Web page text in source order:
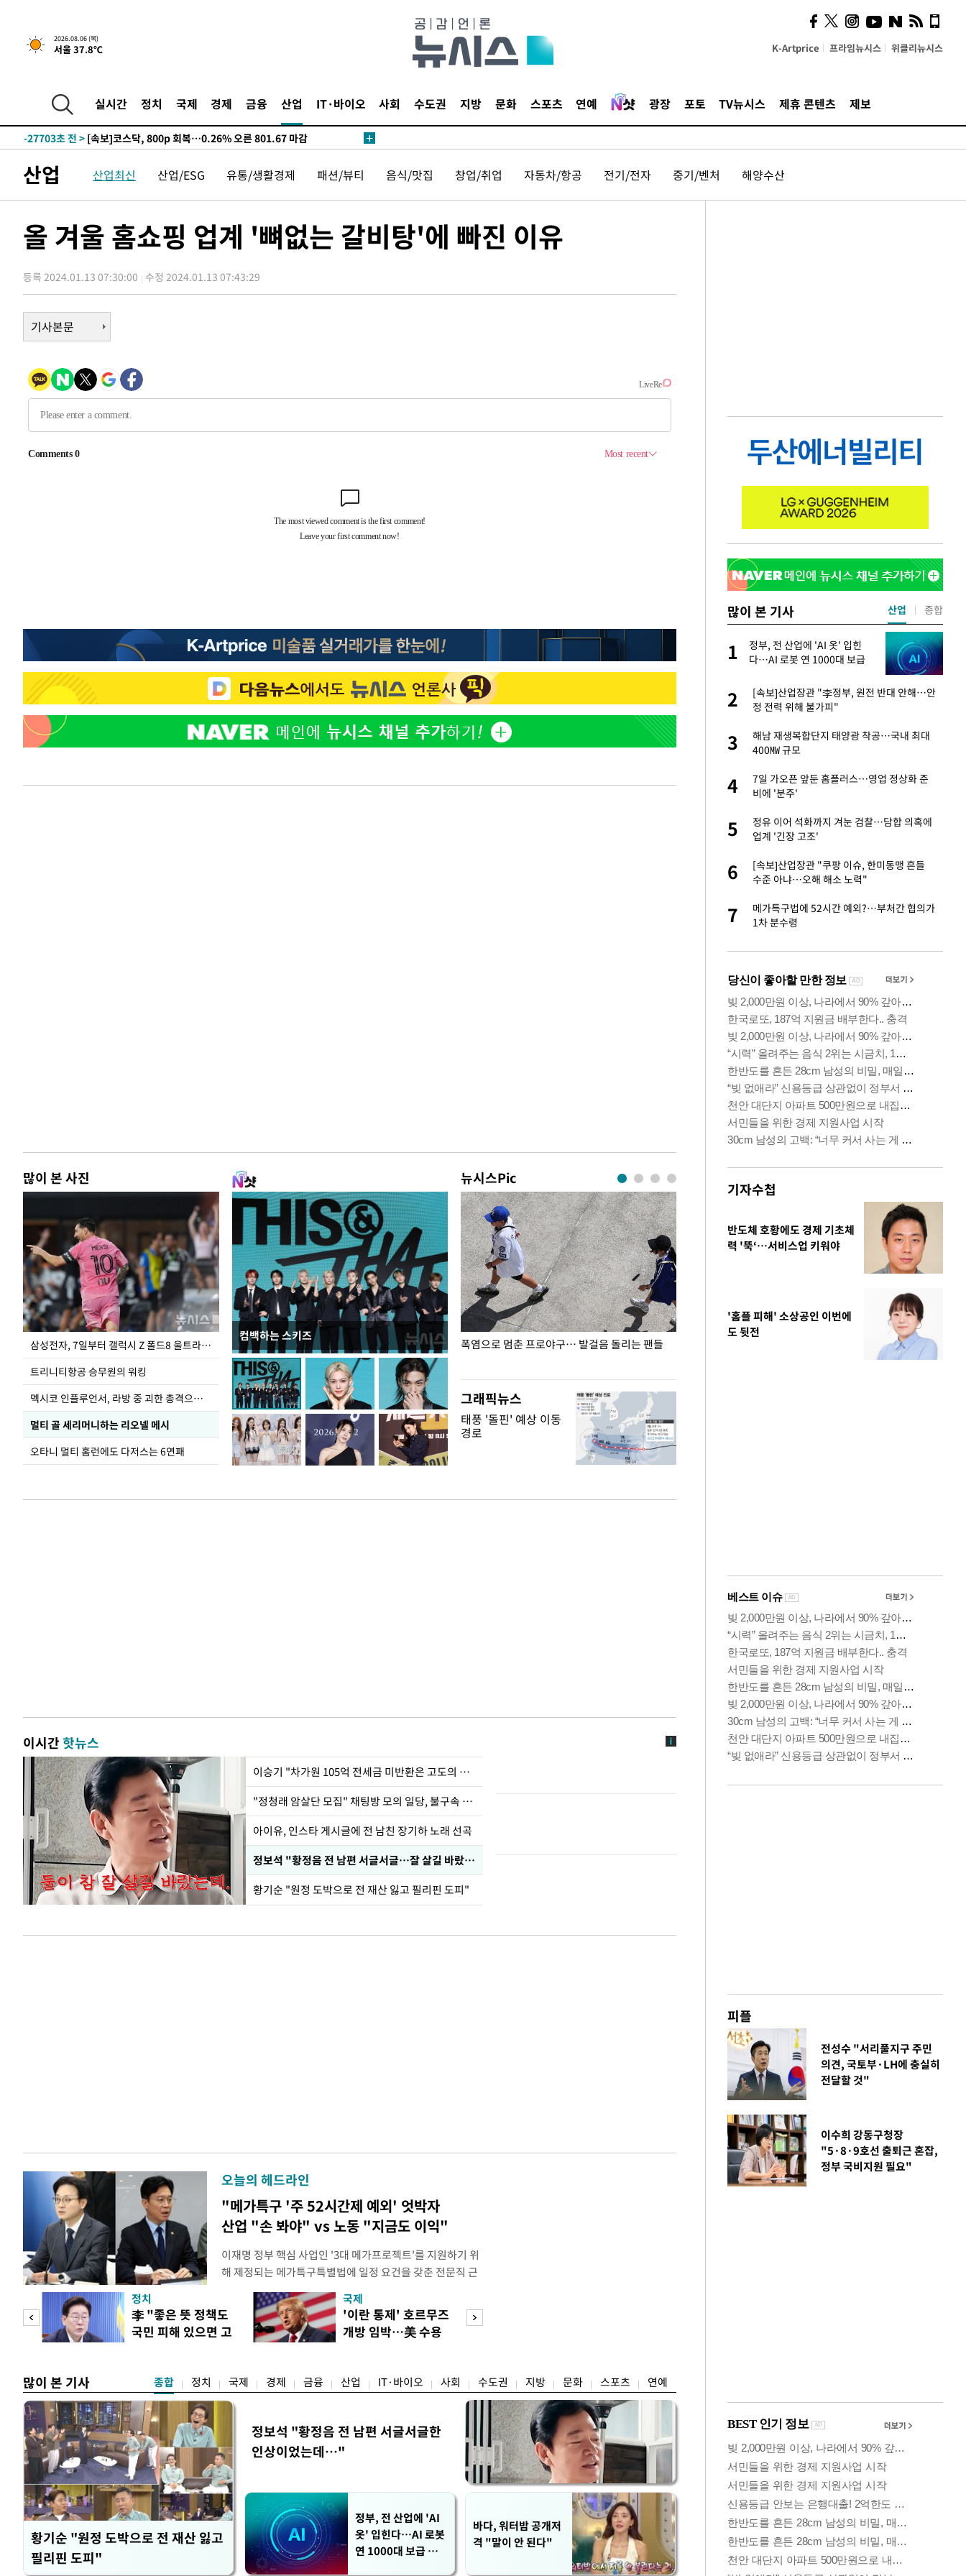
2026.08.06 (목)
서울 37.8℃ K-Artprice 프라임뉴시스 위클리뉴시스
실시간 정치 국제 경제 금융 산업 IT·바이오 사회 수도권 지방 문화 스포츠 연예 광장 포토 TV뉴시스 제휴 콘텐츠 제보
-585초 전 > 6월 경상수지 497.3억 달러…두 달 연속 사상 최대
-32046초 전 >
서울 낮 37.9도, 올여름 최고치 경신…영등포 순간 '40도'
-31608초 전 >
-27703초 전 > [속보]코스닥, 800p 회복…0.26% 오른 801.67 마감
-27498초 전 >
[속보]원·달러 환율, 0.7원 내린 1423.8원 마감
-25097초 전 >"여기 떨어졌다"…다누리, 스페이스X 로켓 달 충돌 흔적 포착
-14743초 전 >내일까지 39도 '펄펄'…기상청 "태풍 지나며 폭염 잠시 꺾인다"
-14358초 전 >"美간섭에 합의 지연"…트럼프, '이란 호르무즈 통제권' 수용할까
-10878초 전 >[속보]산업장관 "李정부, 원전 반대 안해…안정 전력 위해 불가피"
-9575초 전 >
-8962초 전 >[속보]산업장관 "美무역법 제301조 과잉생산 결과 발표 8월 중 예상
-8027초 전 > [속보]전남광주 초대 시민추천 부시장에 백승주·윤난실
-5588초 전 >서울 열대야 15일째 지속…비공식 '초열대야' 30도 넘어
-4155초 전 >[속보]코스닥, 2.15포인트(0.27%) 내린 797.44 출발
-585초 전 >6월 경상수지 497.3억 달러…두 달 연속 사상 최대
[속보]종합특검, 대검 추가 압수수색…내란 중요임무종사 혐의
[속보]코스닥, 800p 회복…0.26% 오른 801.67 마감
-14743초 전 >
내일까지 39도 '펄펄'…기상청 "태풍 지나며 폭염 잠시 꺾인다"
-14380초 전 >트럼프, 한국계 진보 주지사 후보 맹공…"공산주의가 최대 위협"
-14358초 전 >
"美간섭에 합의 지연"…트럼프, '이란 호르무즈 통제권' 수용할까
-10878초 전 >[속보]산업장관 "李정부, 원전 반대 안해…안정 전력 위해 불가피"
-9575초 전 >
[속보]경찰, '홍명보 선임 논란' 대한축구협회·축구회관 등 압수수색
-8962초 전 >
[속보]산업장관 "美무역법 제301조 과잉생산 결과 발표 8월 중 예상
-8027초 전 >[속보]전남광주 초대 시민추천 부시장에 백승주·윤난실
산업 산업최신 산업/ESG 유통/생활경제 패션/뷰티 음식/맛집 창업/취업 자동차/항공 전기/전자 중기/벤처 해양수산
올 겨울 홈쇼핑 업계 '뼈없는 갈비탕'에 빠진 이유
등록 2024.01.13 07:30:00 수정 2024.01.13 07:43:29
기사본문
많이 본 사진
삼성전자, 7일부터 갤럭시 Z 폴드8 울트라·폴드8·플립8 출시
트리니티항공 승무원의 워킹
멕시코 인플루언서, 라방 중 괴한 총격으로 사망
멀티 골 세리머니하는 리오넬 메시
오타니 멀티 홈런에도 다저스는 6연패
컴백하는 스키즈
뉴시스Pic
입추 하루 앞둔 전남광주… 열화상 카메라에 담긴
폭염
폭염으로 멈춘 프로야구… 발걸음 돌리는 팬들
이 대통령, '청년 대책 속도 높여야…폭염 문제도 입추 코앞인데
그래픽뉴스
태풍 '돌핀' 예상 이동
경로
이시간핫뉴스
이승기 "차가원 105억 전세금 미반환은 고도의 사기"
"정청래 암살단 모집" 채팅방 모의 일당, 불구속 송치
아이유, 인스타 게시글에 전 남친 장기하 노래 선곡
정보석 "황정음 전 남편 서글서글…잘 살길 바랐는데"
황기순 "원정 도박으로 전 재산 잃고 필리핀 도피"
오늘의 헤드라인
"메가특구 '주 52시간제 예외' 엇박자
산업 "손 봐야" vs 노동 "지금도 이익"
이재명 정부 핵심 사업인 '3대 메가프로젝트'를 지원하기 위
해 제정되는 메가특구특별법에 일정 요건을 갖춘 전문직 근
로자에 대해 주 52시간 법정 근로시간 규제에서 제외하는 것
을 두고 산업과 노동을 책임지는 장관이 견해차를 드러냈다.
김정관 산업통상부 장관은 메가특구법에 연장근로, 연구개
발(R&D) 인력에 대한 근로시간 특례, 탄력·선택적 근로제
정치
李 "좋은 뜻 정책도
국민 피해 있으면 고
국제
'이란 통제' 호르무즈
개방 임박…美 수용
많이 본 기사 종합 정치 국제 경제 금융 산업 IT·바이오 사회 수도권 지방 문화 스포츠 연예
황기순 "원정 도박으로 전 재산 잃고
필리핀 도피"
정보석 "황정음 전 남편 서글서글한
인상이었는데…"
정부, 전 산업에 'AI
옷' 입힌다…AI 로봇
연 1000대 보급 추
바다, 워터밤 공개저
격 "말이 안 된다"
많이 본 기사
황기순 "원정 도박으로 전 재
산 잃고 필리핀 도피"
2
었는데…"
3
정부, 전 산업에 'AI 옷' 입힌다…AI 로봇 연
1000대 보급 추진
4
1
정부, 전 산업에 'AI 옷' 입힌
다…AI 로봇 연 1000대 보급
2
[속보]산업장관 "李정부, 원전 반대 안해…안
정 전력 위해 불가피"
3
해남 재생복합단지 태양광 착공…국내 최대
400㎿ 규모
4
7일 가오픈 앞둔 홈플러스…영업 정상화 준
비에 '분주'
5
정유 이어 석화까지 겨눈 검찰…담합 의혹에
업계 '긴장 고조'
6
[속보]산업장관 "쿠팡 이슈, 한미동맹 흔들
수준 아냐…오해 해소 노력"
7
메가특구법에 52시간 예외?…부처간 협의가
1차 분수령
산업 종합
기자수첩
반도체 호황에도 경제 기초체
력 '뚝‘…서비스업 키워야
'홈플 피해' 소상공인 이번에
도 뒷전
피플
전성수 "서리풀지구 주민
의견, 국토부·LH에 충실히
전달할 것"
이수희 강동구청장
"5·8·9호선 출퇴근 혼잡,
정부 국비지원 필요"